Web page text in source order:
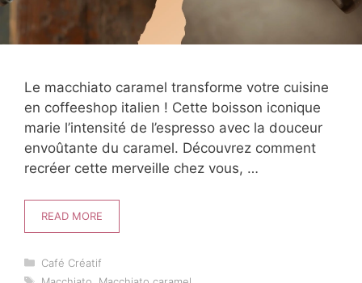
Le macchiato caramel transforme votre cuisine
en coffeeshop italien ! Cette boisson iconique
marie l’intensité de l’espresso avec la douceur
envoûtante du caramel. Découvrez comment
recréer cette merveille chez vous, …
READ MORE
Catégories
Café Créatif
Étiquettes